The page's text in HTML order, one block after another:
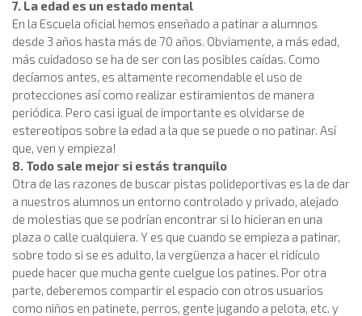
7. La edad es un estado mental
En la Escuela oficial hemos enseñado a patinar a alumnos
desde 3 años hasta más de 70 años. Obviamente, a más edad,
más cuidadoso se ha de ser con las posibles caídas. Como
decíamos antes, es altamente recomendable el uso de
protecciones así como realizar estiramientos de manera
periódica. Pero casi igual de importante es olvidarse de
estereotipos sobre la edad a la que se puede o no patinar. Así
que, ven y empieza!
8. Todo sale mejor si estás tranquilo
Otra de las razones de buscar pistas polideportivas es la de dar
a nuestros alumnos un entorno controlado y privado, alejado
de molestias que se podrían encontrar si lo hicieran en una
plaza o calle cualquiera. Y es que cuando se empieza a patinar,
sobre todo si se es adulto, la vergüenza a hacer el ridículo
puede hacer que mucha gente cuelgue los patines. Por otra
parte, deberemos compartir el espacio con otros usuarios
como niños en patinete, perros, gente jugando a pelota, etc. y